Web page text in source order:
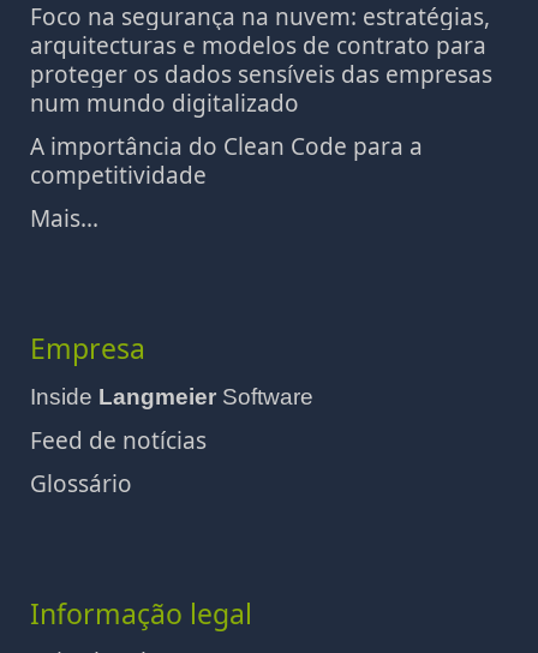
Foco na segurança na nuvem: estratégias,
arquitecturas e modelos de contrato para
proteger os dados sensíveis das empresas
num mundo digitalizado
A importância do Clean Code para a
competitividade
Mais...
Empresa
Inside Langmeier Software
Feed de notícias
Glossário
Informação legal